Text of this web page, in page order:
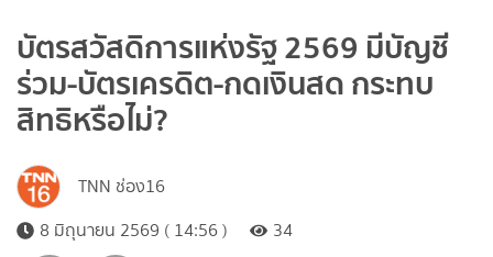
บัตรสวัสดิการแห่งรัฐ 2569 มีบัญชี
ร่วม-บัตรเครดิต-กดเงินสด กระทบ
สิทธิหรือไม่?
TNN ช่อง16
8 มิถุนายน 2569 ( 14:56 )
34